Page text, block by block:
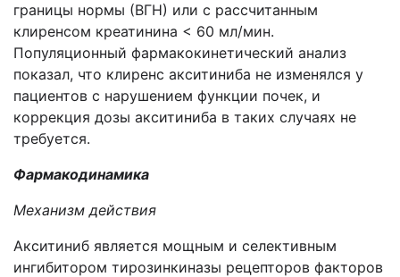
границы нормы (ВГН) или с рассчитанным
клиренсом креатинина < 60 мл/мин.
Популяционный фармакокинетический анализ
показал, что клиренс акситиниба не изменялся у
пациентов с нарушением функции почек, и
коррекция дозы акситиниба в таких случаях не
требуется.
Фармакодинамика
Механизм действия
Акситиниб является мощным и селективным
ингибитором тирозинкиназы рецепторов факторов